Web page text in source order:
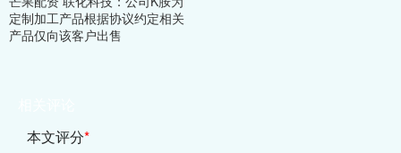
定制加工产品根据协议约定相关
产品仅向该客户出售
本文评分*